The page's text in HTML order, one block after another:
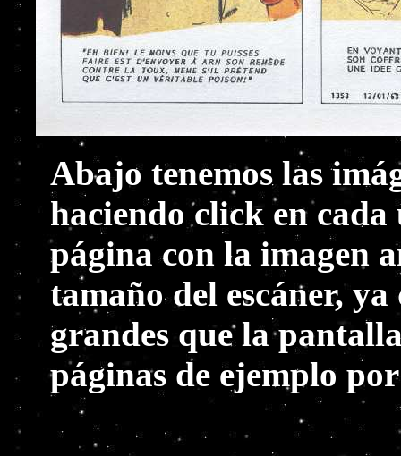
Abajo tenemos las
haciendo click en
página con la imagen
tamaño del escáner,
grandes que la
páginas de ejemplo